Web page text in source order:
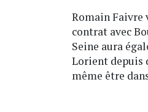
Romain Faivre
contrat avec
Seine aura
Lorient depuis
même être